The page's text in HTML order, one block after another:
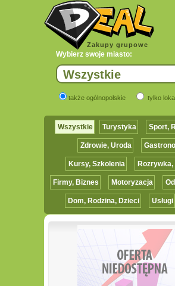
Zakupy grupowe
Wybierz swoje miasto:
Wszystkie
także ogólnopolskie tylko
Wszystkie Turystyka Sport,
Zdrowie, Uroda
Kursy, Szkolenia
Firmy, Biznes Motoryzacja
Dom, Rodzina, Dzieci Usługi